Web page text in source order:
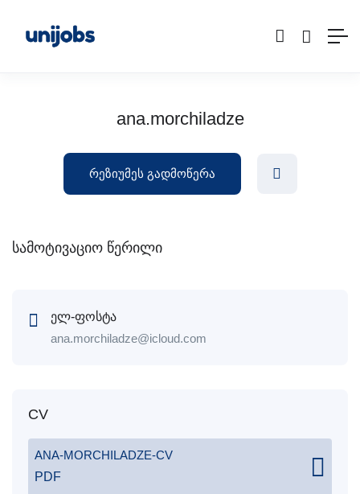
ana.morchiladze
რეზიუმეს გადმოწერა
სამოტივაციო წერილი
ელ-ფოსტა
ana.morchiladze@icloud.com
CV
ANA-MORCHILADZE-CV
PDF